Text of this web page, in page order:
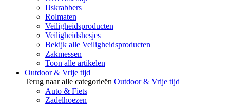
IJskrabbers
Rolmaten
Veiligheidsproducten
Veiligheidshesjes
Bekijk alle Veiligheidsproducten
Zakmessen
Toon alle artikelen
Outdoor & Vrije tijd
Terug naar alle categorieën Outdoor & Vrije tijd
Auto & Fiets
Zadelhoezen